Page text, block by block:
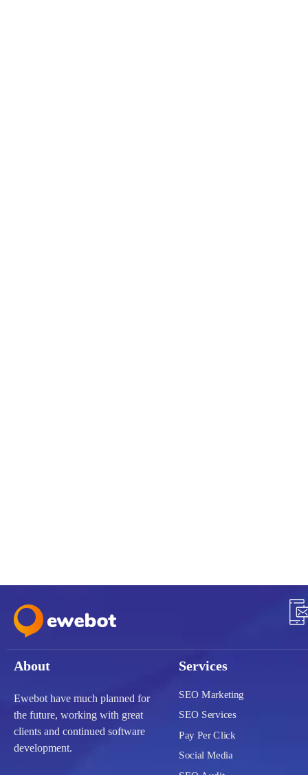
About
Ewebot have much planned for
the future, working with great
clients and continued software
development.
Services
SEO Marketing
SEO Services
Pay Per Click
Social Media